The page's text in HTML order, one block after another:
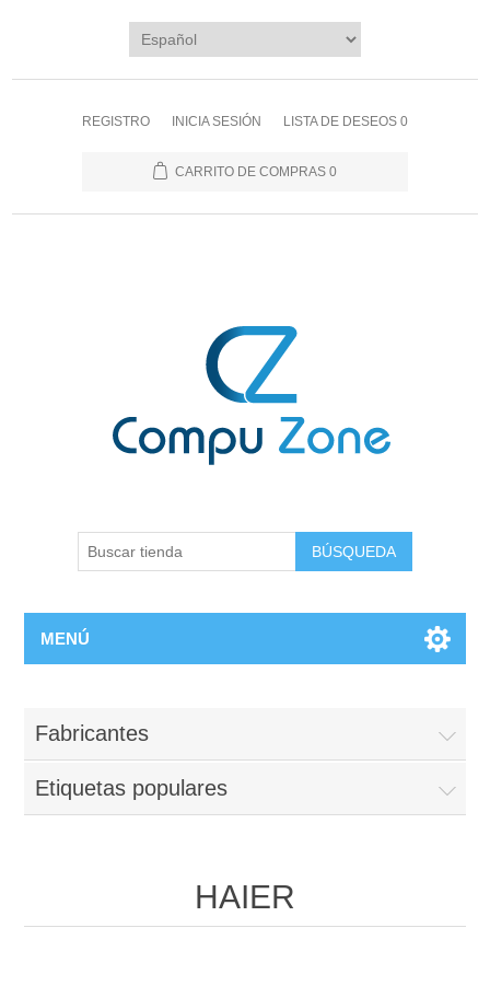
REGISTRO INICIA SESIÓN LISTA DE DESEOS 0
CARRITO DE COMPRAS 0
BÚSQUEDA
MENÚ
Fabricantes
Etiquetas populares
HAIER